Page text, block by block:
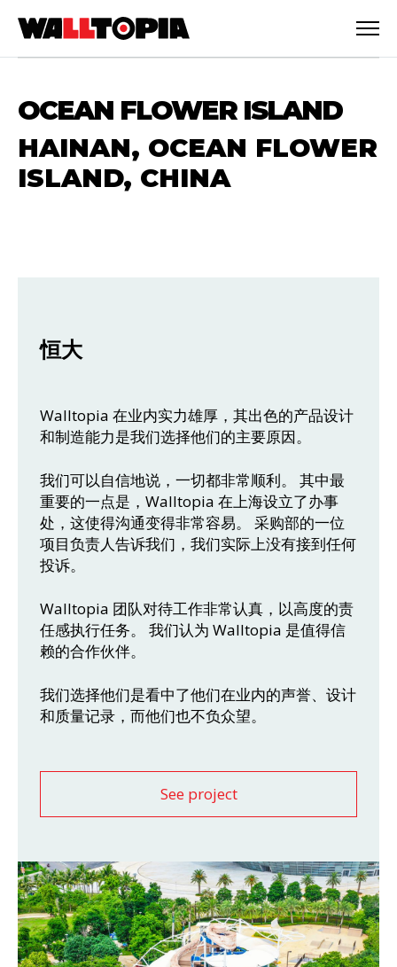
简体中文
OCEAN FLOWER ISLAND
HAINAN, OCEAN FLOWER
ISLAND, CHINA
恒大
Walltopia 在业内实力雄厚，其出色的产品设计
和制造能力是我们选择他们的主要原因。
我们可以自信地说，一切都非常顺利。 其中最
重要的一点是，Walltopia 在上海设立了办事
处，这使得沟通变得非常容易。 采购部的一位
项目负责人告诉我们，我们实际上没有接到任何
投诉。
Walltopia 团队对待工作非常认真，以高度的责
任感执行任务。 我们认为 Walltopia 是值得信
赖的合作伙伴。
我们选择他们是看中了他们在业内的声誉、设计
和质量记录，而他们也不负众望。
See project